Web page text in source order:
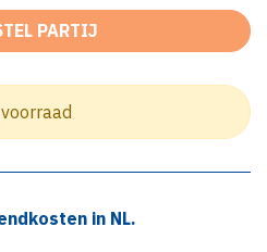
PARTIJ
in NL.